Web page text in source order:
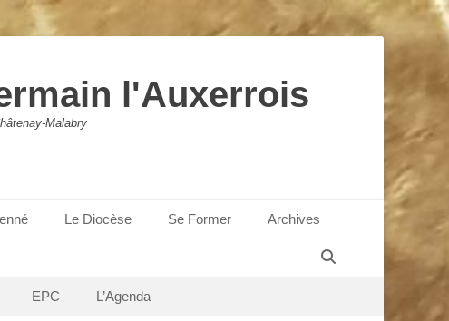
l'Auxerrois
Malabry
Le Diocèse Se Former
Archives
EPC L’Agenda